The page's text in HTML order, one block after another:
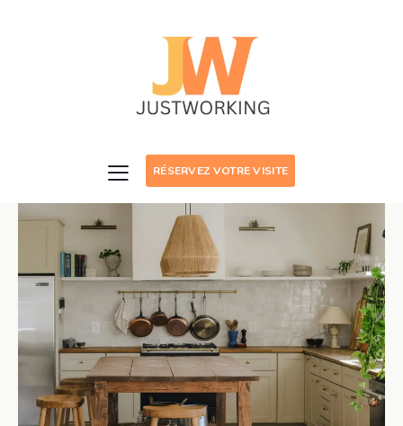
RÉSERVEZ VOTRE VISITE